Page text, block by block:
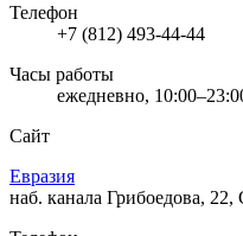
Телефон
+7 (812) 493-44-44
Часы работы
ежедневно,
Сайт
Евразия
наб. канала Грибоедова, 22,